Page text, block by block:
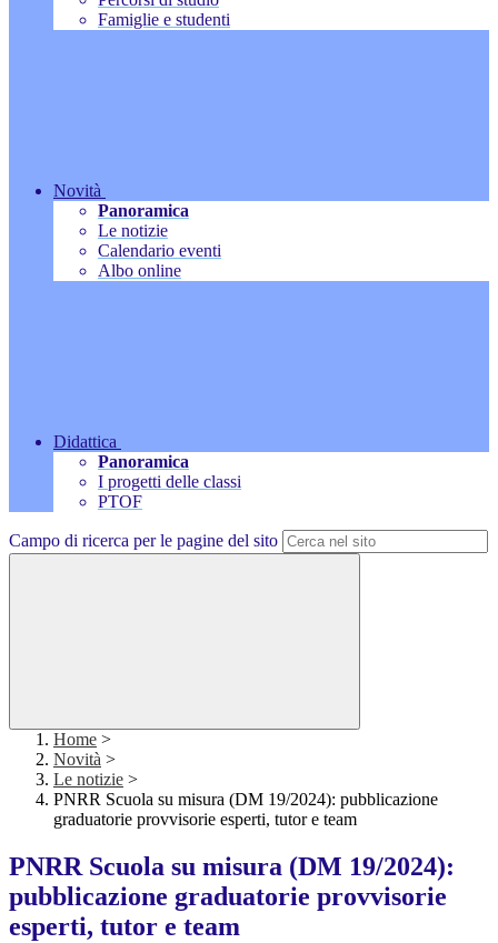
Famiglie e studenti
Novità
Panoramica
Le notizie
Calendario eventi
Albo online
Didattica
Panoramica
I progetti delle classi
PTOF
Campo di ricerca per le pagine del sito
Home >
Novità >
Le notizie >
PNRR Scuola su misura (DM 19/2024): pubblicazione
graduatorie provvisorie esperti, tutor e team
PNRR Scuola su misura (DM 19/2024):
pubblicazione graduatorie provvisorie
esperti, tutor e team